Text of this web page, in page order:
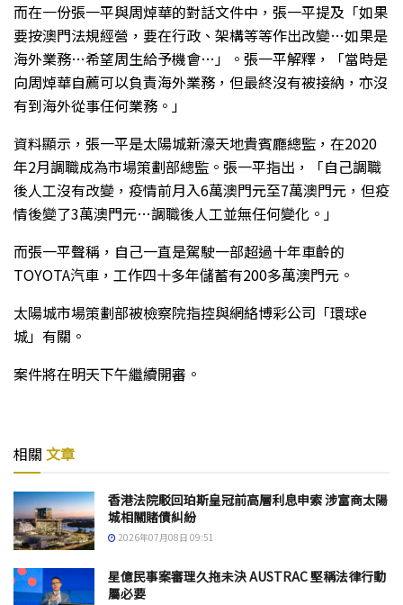
而在一份張一平與周焯華的對話文件中，張一平提及「如果
要按澳門法規經營，要在行政、架構等等作出改變…如果是
海外業務…希望周生給予機會…」。張一平解釋，「當時是
向周焯華自薦可以負責海外業務，但最終沒有被接納，亦沒
有到海外從事任何業務。」
資料顯示，張一平是太陽城新濠天地貴賓廳總監，在2020
年2月調職成為市場策劃部總監。張一平指出，「自己調職
後人工沒有改變，疫情前月入6萬澳門元至7萬澳門元，但疫
情後變了3萬澳門元…調職後人工並無任何變化。」
而張一平聲稱，自己一直是駕駛一部超過十年車齡的
TOYOTA汽車，工作四十多年儲蓄有200多萬澳門元。
太陽城市場策劃部被檢察院指控與網絡博彩公司「環球e
城」有關。
案件將在明天下午繼續開審。
相關 文章
香港法院駁回珀斯皇冠前高層利息申索 涉富商太陽
城相關賭債糾紛
2026年07月08日 09:51
星億民事案審理久拖未決 AUSTRAC 堅稱法律行動
屬必要